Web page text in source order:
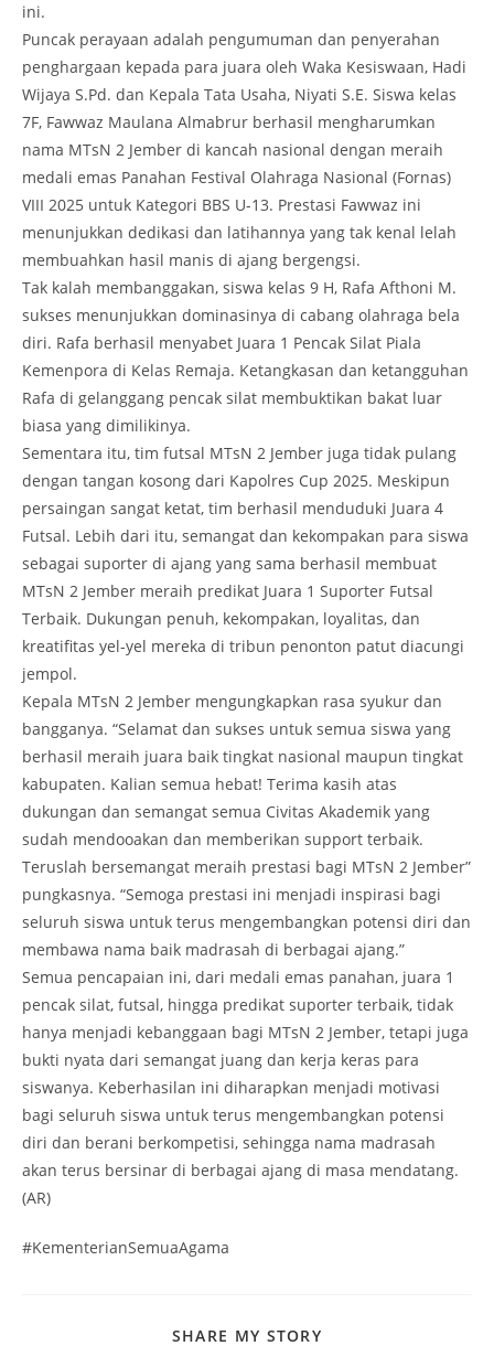
ini.
Puncak perayaan adalah pengumuman dan penyerahan
penghargaan kepada para juara oleh Waka Kesiswaan, Hadi
Wijaya S.Pd. dan Kepala Tata Usaha, Niyati S.E. Siswa kelas
7F, Fawwaz Maulana Almabrur berhasil mengharumkan
nama MTsN 2 Jember di kancah nasional dengan meraih
medali emas Panahan Festival Olahraga Nasional (Fornas)
VIII 2025 untuk Kategori BBS U-13. Prestasi Fawwaz ini
menunjukkan dedikasi dan latihannya yang tak kenal lelah
membuahkan hasil manis di ajang bergengsi.
Tak kalah membanggakan, siswa kelas 9 H, Rafa Afthoni M.
sukses menunjukkan dominasinya di cabang olahraga bela
diri. Rafa berhasil menyabet Juara 1 Pencak Silat Piala
Kemenpora di Kelas Remaja. Ketangkasan dan ketangguhan
Rafa di gelanggang pencak silat membuktikan bakat luar
biasa yang dimilikinya.
Sementara itu, tim futsal MTsN 2 Jember juga tidak pulang
dengan tangan kosong dari Kapolres Cup 2025. Meskipun
persaingan sangat ketat, tim berhasil menduduki Juara 4
Futsal. Lebih dari itu, semangat dan kekompakan para siswa
sebagai suporter di ajang yang sama berhasil membuat
MTsN 2 Jember meraih predikat Juara 1 Suporter Futsal
Terbaik. Dukungan penuh, kekompakan, loyalitas, dan
kreatifitas yel-yel mereka di tribun penonton patut diacungi
jempol.
Kepala MTsN 2 Jember mengungkapkan rasa syukur dan
bangganya. “Selamat dan sukses untuk semua siswa yang
berhasil meraih juara baik tingkat nasional maupun tingkat
kabupaten. Kalian semua hebat! Terima kasih atas
dukungan dan semangat semua Civitas Akademik yang
sudah mendooakan dan memberikan support terbaik.
Teruslah bersemangat meraih prestasi bagi MTsN 2 Jember”
pungkasnya. “Semoga prestasi ini menjadi inspirasi bagi
seluruh siswa untuk terus mengembangkan potensi diri dan
membawa nama baik madrasah di berbagai ajang.”
Semua pencapaian ini, dari medali emas panahan, juara 1
pencak silat, futsal, hingga predikat suporter terbaik, tidak
hanya menjadi kebanggaan bagi MTsN 2 Jember, tetapi juga
bukti nyata dari semangat juang dan kerja keras para
siswanya. Keberhasilan ini diharapkan menjadi motivasi
bagi seluruh siswa untuk terus mengembangkan potensi
diri dan berani berkompetisi, sehingga nama madrasah
akan terus bersinar di berbagai ajang di masa mendatang.
(AR)
#KementerianSemuaAgama
SHARE MY STORY